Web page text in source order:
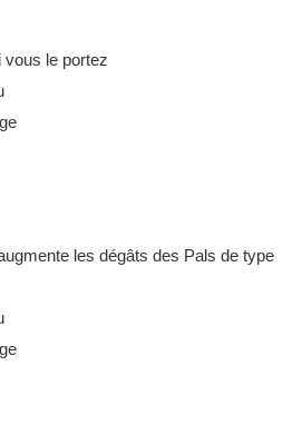
vous le portez
les dégâts des Pals de type